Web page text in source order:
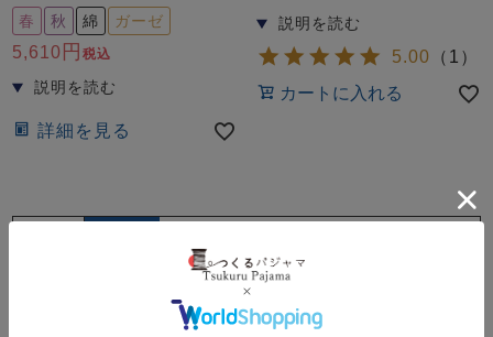
春 秋 綿 ガーゼ
5,610 税込
詳細を見る
5.00 （ 1 ）
カートに入れる